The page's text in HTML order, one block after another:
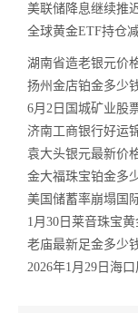
美联储降息继续推
全球黄金ETF持仓
湖南省造老银元价
扬州金店铂金多少
6月2日国城矿业股
济南工商银行好运
袁大头银元最新价
金大福珠宝铂金多
美国储蓄率崩塌国
1月30日莱音珠宝
老庙最新足金多少
2026年1月29日海